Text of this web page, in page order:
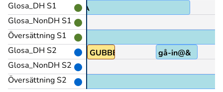
Glosa_DH S1
Glosa_NonDH S1
Översättning S1
Glosa_DH S2
Glosa_NonDH S2
Översättning S2
TYNA
IN(L) GUBBE gå-in@&